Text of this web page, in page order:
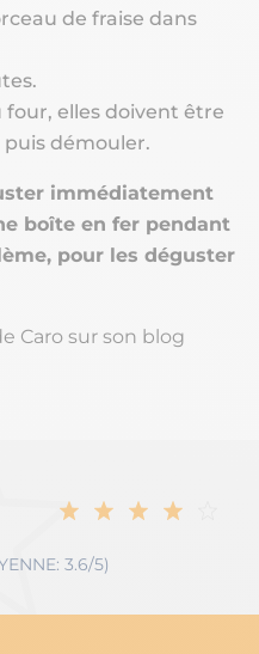
de fraise dans
elles doivent être
démouler.
immédiatement
boîte en fer pendant
pour les déguster
Caro sur son blog
3.6/5)